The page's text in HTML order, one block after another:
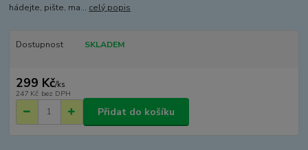
hádejte, pište, ma... celý popis
Dostupnost SKLADEM
299 Kč/ks
247 Kč bez DPH
Přidat do košíku